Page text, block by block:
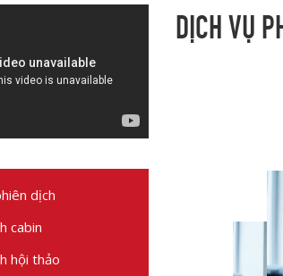
dịch
cabin
hội thảo
DỊCH VỤ